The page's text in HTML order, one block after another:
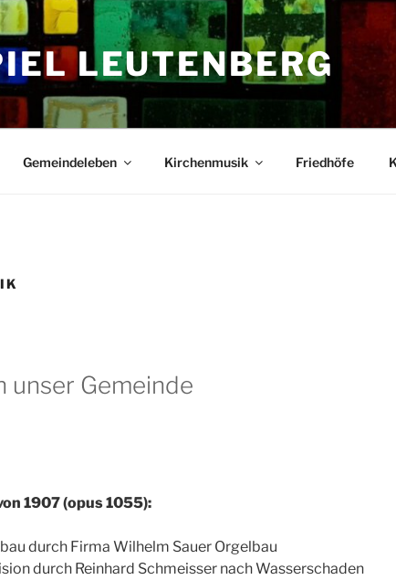
LEUTENBERG
Gemeindeleben Kirchenmusik Friedhöfe
unser Gemeinde
1907 (opus 1055):
durch Firma Wilhelm Sauer Orgelbau
durch Reinhard Schmeisser nach Wasserschaden